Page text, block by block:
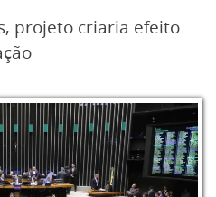
projeto criaria efeito